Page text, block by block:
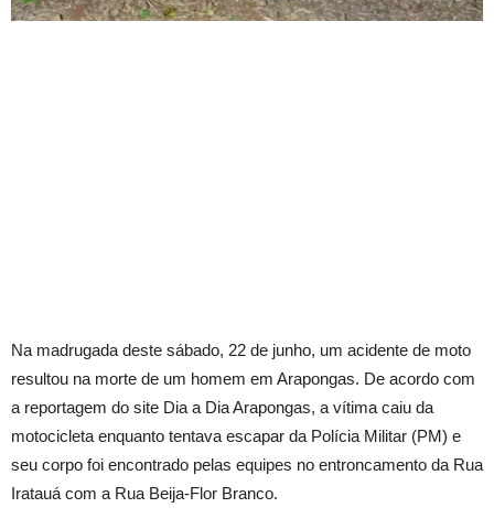
Na madrugada deste sábado, 22 de junho, um acidente de moto
resultou na morte de um homem em Arapongas. De acordo com
a reportagem do site Dia a Dia Arapongas, a vítima caiu da
motocicleta enquanto tentava escapar da Polícia Militar (PM) e
seu corpo foi encontrado pelas equipes no entroncamento da Rua
Iratauá com a Rua Beija-Flor Branco.